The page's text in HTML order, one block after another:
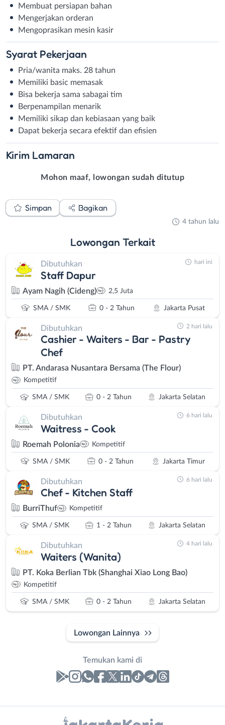
Membuat persiapan bahan
Mengerjakan orderan
Mengoprasikan mesin kasir
Syarat Pekerjaan
Pria/wanita maks. 28 tahun
Memiliki basic memasak
Bisa bekerja sama sabagai tim
Berpenampilan menarik
Memiliki sikap dan kebiasaan yang baik
Dapat bekerja secara efektif dan efisien
Kirim Lamaran
Mohon maaf, lowongan sudah ditutup
Simpan Bagikan
4 tahun lalu
Lowongan Terkait
Dibutuhkan
Staff Dapur
Ayam Nagih (Cideng) 2,5 Juta
SMA / SMK 0 - 2 Tahun Jakarta Pusat
hari ini
Dibutuhkan
Cashier - Waiters - Bar - Pastry
Chef
PT. Andarasa Nusantara Bersama (The Flour)
Kompetitif
SMA / SMK 0 - 2 Tahun Jakarta Selatan
2 hari lalu
Dibutuhkan
Waitress - Cook
Roemah Polonia Kompetitif
SMA / SMK 0 - 2 Tahun Jakarta Timur
6 hari lalu
Dibutuhkan
Chef - Kitchen Staff
BurriThuf Kompetitif
SMA / SMK 1 - 2 Tahun Jakarta Selatan
6 hari lalu
Dibutuhkan
Waiters (Wanita)
PT. Koka Berlian Tbk (Shanghai Xiao Long Bao)
Kompetitif
SMA / SMK 0 - 2 Tahun Jakarta Selatan
4 hari lalu
Lowongan Lainnya
Temukan kami di